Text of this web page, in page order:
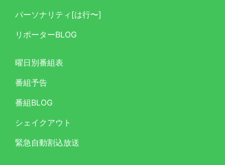
パーソナリティ[は行〜]
リポーターBLOG
曜日別番組表
番組予告
番組BLOG
シェイクアウト
緊急自動割込放送